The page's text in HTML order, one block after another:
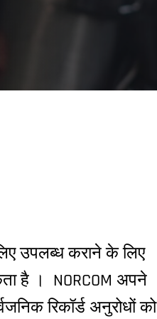
उपलब्ध कराने के लिए
है । NORCOM अपने
रिकॉर्ड अनुरोधों को